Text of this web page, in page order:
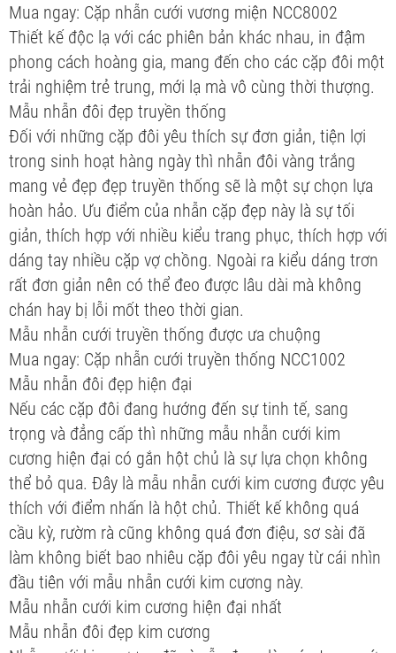
Mua ngay: Cặp nhẫn cưới vương miện NCC8002
Thiết kế độc lạ với các phiên bản khác nhau, in đậm
phong cách hoàng gia, mang đến cho các cặp đôi một
trải nghiệm trẻ trung, mới lạ mà vô cùng thời thượng.
Mẫu nhẫn đôi đẹp truyền thống
Đối với những cặp đôi yêu thích sự đơn giản, tiện lợi
trong sinh hoạt hàng ngày thì nhẫn đôi vàng trắng
mang vẻ đẹp đẹp truyền thống sẽ là một sự chọn lựa
hoàn hảo. Ưu điểm của nhẫn cặp đẹp này là sự tối
giản, thích hợp với nhiều kiểu trang phục, thích hợp với
dáng tay nhiều cặp vợ chồng. Ngoài ra kiểu dáng trơn
rất đơn giản nên có thể đeo được lâu dài mà không
chán hay bị lỗi mốt theo thời gian.
Mẫu nhẫn cưới truyền thống được ưa chuộng
Mua ngay: Cặp nhẫn cưới truyền thống NCC1002
Mẫu nhẫn đôi đẹp hiện đại
Nếu các cặp đôi đang hướng đến sự tinh tế, sang
trọng và đẳng cấp thì những mẫu nhẫn cưới kim
cương hiện đại có gắn hột chủ là sự lựa chọn không
thể bỏ qua. Đây là mẫu nhẫn cưới kim cương được yêu
thích với điểm nhấn là hột chủ. Thiết kế không quá
cầu kỳ, rườm rà cũng không quá đơn điệu, sơ sài đã
làm không biết bao nhiêu cặp đôi yêu ngay từ cái nhìn
đầu tiên với mẫu nhẫn cưới kim cương này.
Mẫu nhẫn cưới kim cương hiện đại nhất
Mẫu nhẫn đôi đẹp kim cương